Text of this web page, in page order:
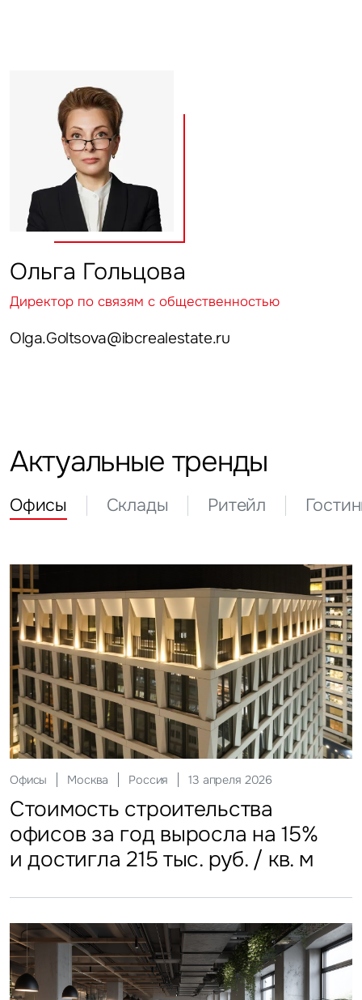
Ольга Гольцова
Директор по связям с общественностью
Olga.Goltsova@ibcrealestate.ru
Актуальные тренды
Офисы Склады Ритейл
Офисы Москва Россия 13 апреля 2026
Стоимость строительства
офисов за год выросла на 15%
и достигла 215 тыс. руб. / кв. м
Склады Москва Россия 12 мая 2026
Стоимость строительства
складских объектов практически
остановила рост
Ритейл Москва Россия 20 июля 2026
Более трети россиян
еженедельно покупают готовую
еду
Гостиницы Москва Россия 27 июля 2026
Столичные отели стали
доступнее
Инвестиции Москва Россия 29 мая 2026
ЗПИФы недвижимости
замедлили темп
Нажимая на кнопку «Отправить», вы даете свое согласие
на обработку и использование ваших персональных данных
персональных данных